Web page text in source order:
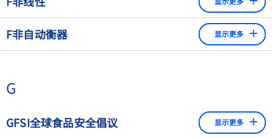
数字显示器。一个额外的特别可识别的数字显示，其刻度
间隔小于检定分度"e"（在可用于法定计量的称重仪器
上）。
描述了称重传感器显示载荷理论载荷线性相关性的偏差。非
线性可以在零点设定和最大载荷的校准后，通过施加几个不
同的载荷来测量。
F非自动衡器 显示更多
G
GFSI全球食品安全倡议 显示更多